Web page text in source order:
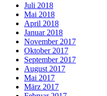
Juli 2018
Mai 2018
April 2018
Januar 2018
November 2017
Oktober 2017
September 2017
August 2017
Mai 2017
März 2017